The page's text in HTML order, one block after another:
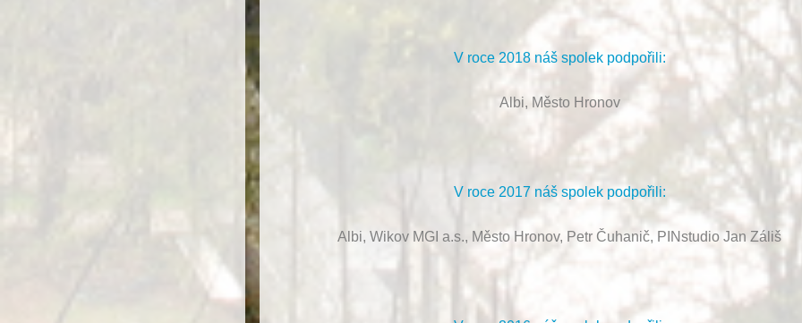
V roce 2018 náš spolek podpořili:
Albi, Město Hronov
V roce 2017 náš spolek podpořili:
Albi, Wikov MGI a.s., Město Hronov, Petr Čuhanič, PINstudio Jan Záliš